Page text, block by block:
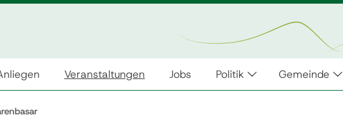
Veranstaltungen Jobs Politik Gemeinde